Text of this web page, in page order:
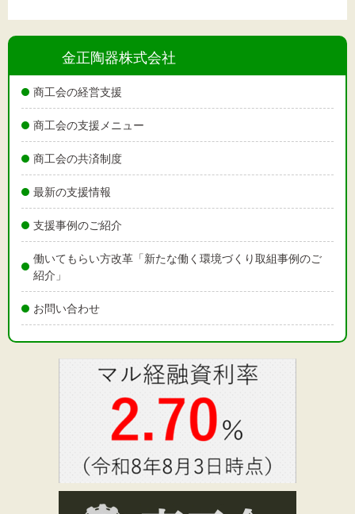
金正陶器株式会社
商工会の経営支援
商工会の支援メニュー
商工会の共済制度
最新の支援情報
支援事例のご紹介
働いてもらい方改革「新たな働く環境づくり取組事例のご
紹介」
お問い合わせ